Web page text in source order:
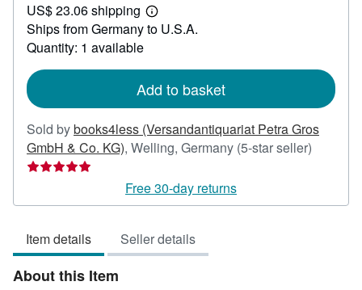
59.47
US$ 23.06 shipping
Learn
more
Ships from Germany to U.S.A.
Quantity: 1 available
Add to basket
Sold bybooks4less (Versandantiquariat Petra Gros
GmbH & Co. KG), Welling, Germany (5-star seller)
out
Free 30-day returns
Item details Seller details
About this Item